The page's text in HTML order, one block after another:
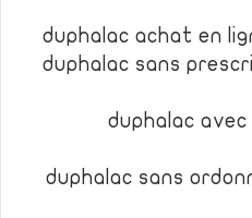
duphalac achat en
duphalac sans
duphalac
duphalac sans